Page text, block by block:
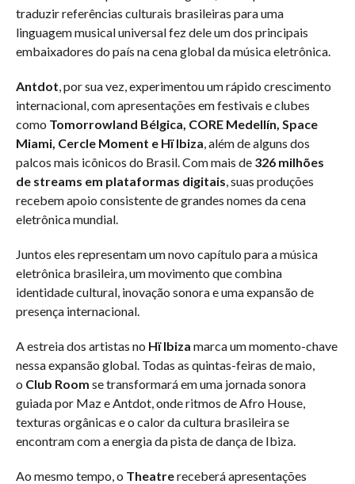
traduzir referências culturais brasileiras para uma
linguagem musical universal fez dele um dos principais
embaixadores do país na cena global da música eletrônica.
Antdot, por sua vez, experimentou um rápido crescimento
internacional, com apresentações em festivais e clubes
como Tomorrowland Bélgica, CORE Medellín, Space
Miami, Cercle Moment e Hï Ibiza, além de alguns dos
palcos mais icônicos do Brasil. Com mais de 326 milhões
de streams em plataformas digitais, suas produções
recebem apoio consistente de grandes nomes da cena
eletrônica mundial.
Juntos eles representam um novo capítulo para a música
eletrônica brasileira, um movimento que combina
identidade cultural, inovação sonora e uma expansão de
presença internacional.
A estreia dos artistas no Hï Ibiza marca um momento-chave
nessa expansão global. Todas as quintas-feiras de maio,
o Club Room se transformará em uma jornada sonora
guiada por Maz e Antdot, onde ritmos de Afro House,
texturas orgânicas e o calor da cultura brasileira se
encontram com a energia da pista de dança de Ibiza.
Ao mesmo tempo, o Theatrereceberá apresentações